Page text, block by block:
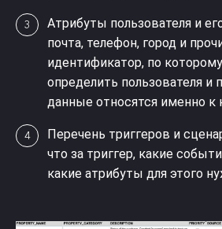
Атрибуты пользователя и
почта, телефон, город и
идентификатор, по
определить пользователя и
данные относятся именно к
Перечень триггеров и
что за триггер, какие
какие атрибуты для этого